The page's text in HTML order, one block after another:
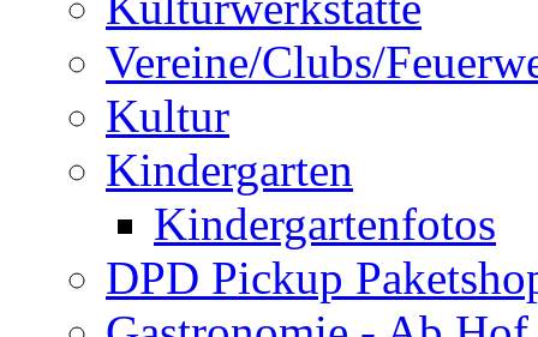
Vereine/Clubs/
Kultur
Kindergarten
Kindergartenfotos
DPD Pickup